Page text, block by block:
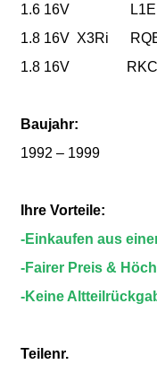
1.6 16V L1E
1.8 16V X3Ri
1.8 16V RKC
Baujahr:
1992 – 1999
Ihre Vorteile:
-Einkaufen aus
-Fairer Preis &
-Keine
Teilenr.